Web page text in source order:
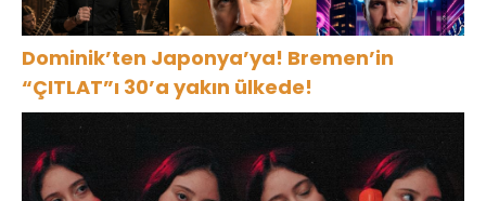
Dominik’ten Japonya’ya! Bremen’in
“ÇITLAT”ı 30’a yakın ülkede!